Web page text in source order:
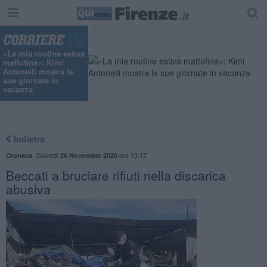
«La mia routine estiva
mattutina»: Kimi
Antonelli mostra le
sue giornate in
vacanza
Indietro
Cronaca Giovedì 26 Novembre 2020ore 13:17
Beccati a bruciare rifiuti nella discarica
abusiva